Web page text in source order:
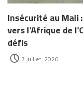
Insécurité au
vers l’Afrique de
défis
7 juillet، 2026